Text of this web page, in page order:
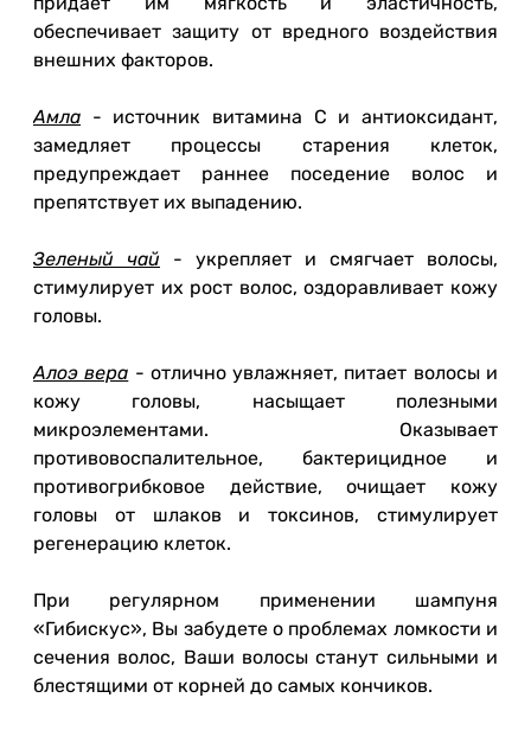
обеспечивает защиту от вредного воздействия
внешних факторов.
Амла - источник витамина С и антиоксидант,
замедляет процессы старения клеток,
предупреждает раннее поседение волос и
препятствует их выпадению.
Зеленый чай - укрепляет и смягчает волосы,
стимулирует их рост волос, оздоравливает кожу
головы.
Алоэ вера - отлично увлажняет, питает волосы и
кожу головы, насыщает полезными
микроэлементами. Оказывает
противовоспалительное, бактерицидное и
противогрибковое действие, очищает кожу
головы от шлаков и токсинов, стимулирует
регенерацию клеток.
При регулярном применении шампуня
«Гибискус», Вы забудете о проблемах ломкости и
сечения волос, Ваши волосы станут сильными и
блестящими от корней до самых кончиков.